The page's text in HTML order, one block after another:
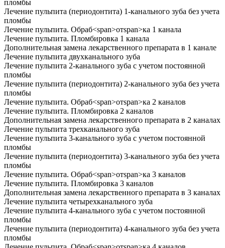
пломбы
Лечение пульпита (периодонтита) 1-канального зуба без учета
пломбы
Лечение пульпита. Обраб<span>отspan>ка 1 канала
Лечение пульпита. Пломбировка 1 канала
Дополнительная замена лекарственного препарата в 1 канале
Лечение пульпита двухканального зуба
Лечение пульпита 2-канального зуба с учетом постоянной
пломбы
Лечение пульпита (периодонтита) 2-канального зуба без учета
пломбы
Лечение пульпита. Обраб<span>отspan>ка 2 каналов
Лечение пульпита. Пломбировка 2 каналов
Дополнительная замена лекарственного препарата в 2 каналах
Лечение пульпита трехканального зуба
Лечение пульпита 3-канального зуба с учетом постоянной
пломбы
Лечение пульпита (периодонтита) 3-канального зуба без учета
пломбы
Лечение пульпита. Обраб<span>отspan>ка 3 каналов
Лечение пульпита. Пломбировка 3 каналов
Дополнительная замена лекарственного препарата в 3 каналах
Лечение пульпита четырехканального зуба
Лечение пульпита 4-канального зуба с учетом постоянной
пломбы
Лечение пульпита (периодонтита) 4-канального зуба без учета
пломбы